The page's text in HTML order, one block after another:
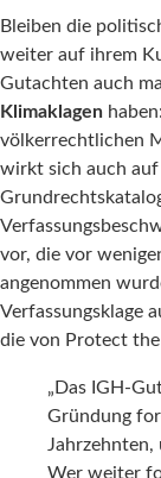
Bleiben die
weiter auf ihrem
Gutachten auch
Klimaklagen
völkerrechtlichen
wirkt sich auch
vor, die vor
angenommen
Verfassungsklage
die von Protect
„Das IGH-
Gründung
Wer weiter